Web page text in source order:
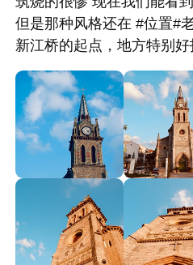
但是那种风格还在 #位置#
新江桥的起点，地方特别
亮，很容易看到闪着亮光
罗马哥特式风格，高大的
隔了白线装饰，主要由教
个建筑，最能被人看到的
始建于清朝同治早期，但
了，最后在光绪三十一年
多舛了，建好又被毁再重
烧了，我们现在能看到是
还是常规在使用的，只是